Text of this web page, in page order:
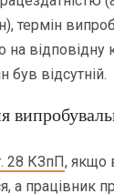
термін
відповідну
був відсутній.
28 КЗпП, якщо
а працівник